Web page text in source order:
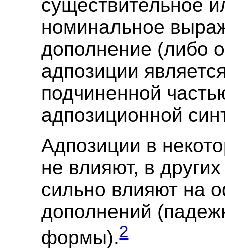
существительное
номинальное
дополнение (либо
адпозиции
подчиненной
адпозиционной
Адпозиции в
не влияют, в
сильно влияют на
дополнений
формы).2